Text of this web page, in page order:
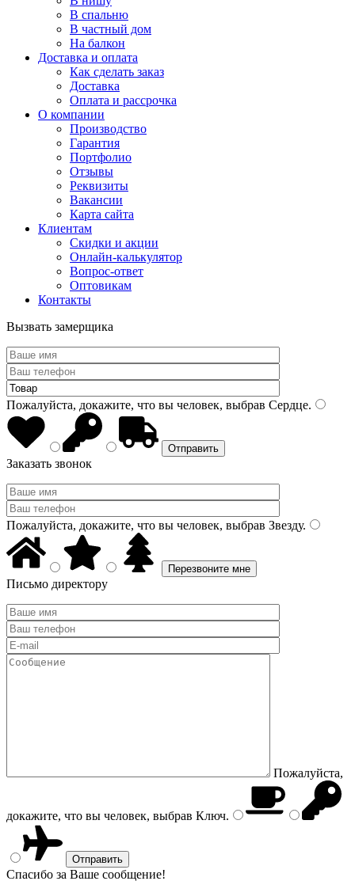
В спальню
В частный дом
На балкон
Доставка и оплата
Как сделать заказ
Доставка
Оплата и рассрочка
О компании
Производство
Гарантия
Портфолио
Отзывы
Реквизиты
Вакансии
Карта сайта
Клиентам
Скидки и акции
Онлайн-калькулятор
Вопрос-ответ
Оптовикам
Контакты
Вызвать замерщика
Пожалуйста, докажите, что вы человек, выбрав Сердце.
Заказать звонок
Пожалуйста, докажите, что вы человек, выбрав Звезду.
Письмо директору
Пожалуйста,
докажите, что вы человек, выбрав Ключ.
Спасибо за Ваше сообщение!